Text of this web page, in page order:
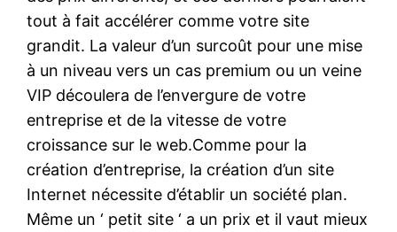
tout à fait accélérer comme votre site
grandit. La valeur d’un surcoût pour une mise
à un niveau vers un cas premium ou un veine
VIP découlera de l’envergure de votre
entreprise et de la vitesse de votre
croissance sur le web.Comme pour la
création d’entreprise, la création d’un site
Internet nécessite d’établir un société plan.
Même un ‘ petit site ‘ a un prix et il vaut mieux